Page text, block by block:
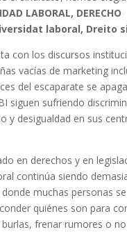
LABORAL, DERECHO
laboral, Dreito
con los discursos
vacías de marketing
del escaparate se
siguen sufriendo
y desigualdad en sus
en derechos y en
continúa siendo
muchas personas
quiénes son para
frenar rumores o